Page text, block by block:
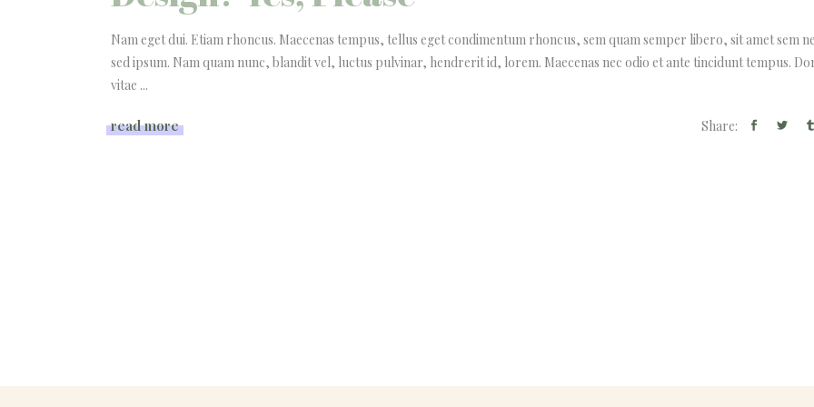
Nam eget dui. Etiam rhoncus. Maecenas tempus, tellus eget condimentum rhoncus, sem quam semper libero, sit amet sem
sed ipsum. Nam quam nunc, blandit vel, luctus pulvinar, hendrerit id, lorem. Maecenas nec odio et ante tincidunt tempus.
vitae
read more Share: